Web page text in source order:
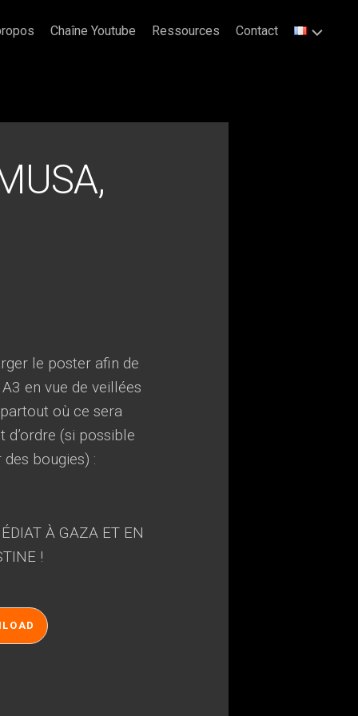
Chaîne Youtube Ressources Contact
le poster afin de
en vue de veillées
où ce sera
(si possible
bougies) :
À GAZA ET EN
!